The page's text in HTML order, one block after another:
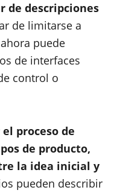
de descripciones
de limitarse a
puede
de interfaces
control o
proceso de
de producto,
la idea inicial y
pueden describir